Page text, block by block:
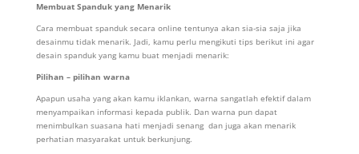
Membuat Spanduk yang Menarik
Cara membuat spanduk secara online tentunya akan sia-sia saja jika
desainmu tidak menarik. Jadi, kamu perlu mengikuti tips berikut ini agar
desain spanduk yang kamu buat menjadi menarik:
Pilihan – pilihan warna
Apapun usaha yang akan kamu iklankan, warna sangatlah efektif dalam
menyampaikan informasi kepada publik. Dan warna pun dapat
menimbulkan suasana hati menjadi senang dan juga akan menarik
perhatian masyarakat untuk berkunjung.